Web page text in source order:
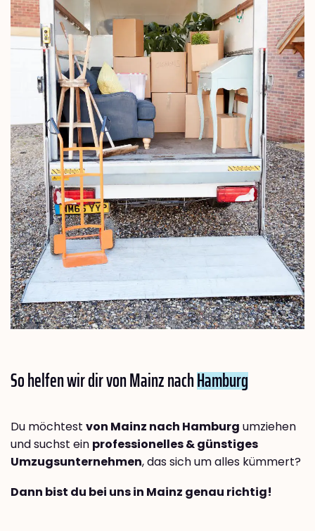
So helfen wir dir von Mainz nachHamburg
Du möchtest von Mainz nach Hamburg umziehen
und suchst ein professionelles & günstiges
Umzugsunternehmen, das sich um alles kümmert?
Dann bist du bei uns in Mainz genau richtig!